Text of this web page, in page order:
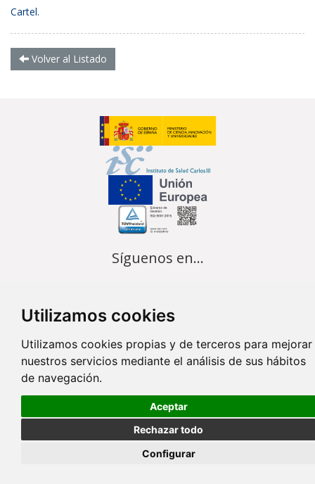
Utilizamos cookies
Utilizamos cookies propias y de terceros para mejorar
nuestros servicios mediante el análisis de sus hábitos
de navegación.
Aceptar
Rechazar todo
Configurar
Cartel.
Volver al Listado
Síguenos en...
Contacto
info@ciberisciii.es
© Copyright 2026 CIBER |
Portal de Transparencia
seguridad